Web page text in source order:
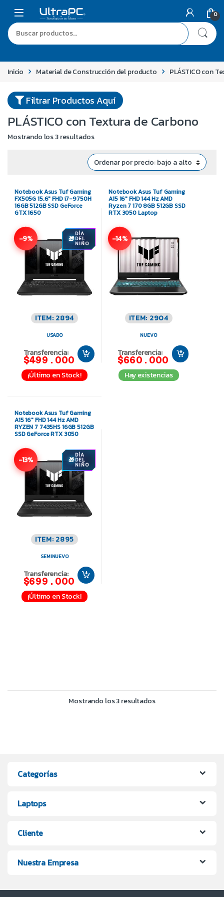
0
Inicio Material de Construcción del producto PLÁSTICO con
Filtrar Productos Aquí
PLÁSTICO con Textura de Carbono
Mostrando los 3 resultados
Notebook Asus Tuf Gaming
FX505G 15.6″ FHD i7-9750H
16GB 512GB SSD GeForce
GTX 1650
-9% DÍA
DEL
NIÑO
ITEM: 2894
USADO
Transferencia:
$499.000
¡Último en Stock!
Notebook Asus Tuf Gaming
A15 16″ FHD 144 Hz AMD
Ryzen 7 170 8GB 512GB SSD
RTX 3050 Laptop
-14%
ITEM: 2904
NUEVO
Transferencia:
$660.000
Hay existencias
Notebook Asus Tuf Gaming
A15 16″ FHD 144 Hz AMD
RYZEN 7 7435HS 16GB 512GB
SSD GeForce RTX 3050
-13% DÍA
DEL
NIÑO
ITEM: 2895
SEMINUEVO
Transferencia:
$699.000
¡Último en Stock!
Mostrando los 3 resultados
Categorías
Laptops
Cliente
Nuestra Empresa